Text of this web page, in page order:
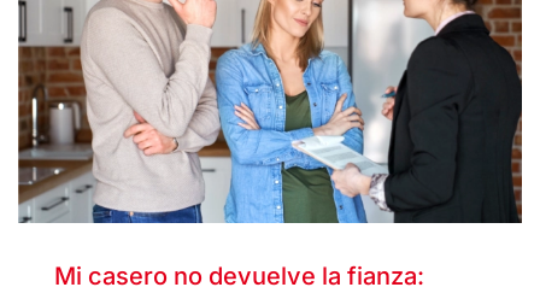
Mi casero no devuelve la fianza: